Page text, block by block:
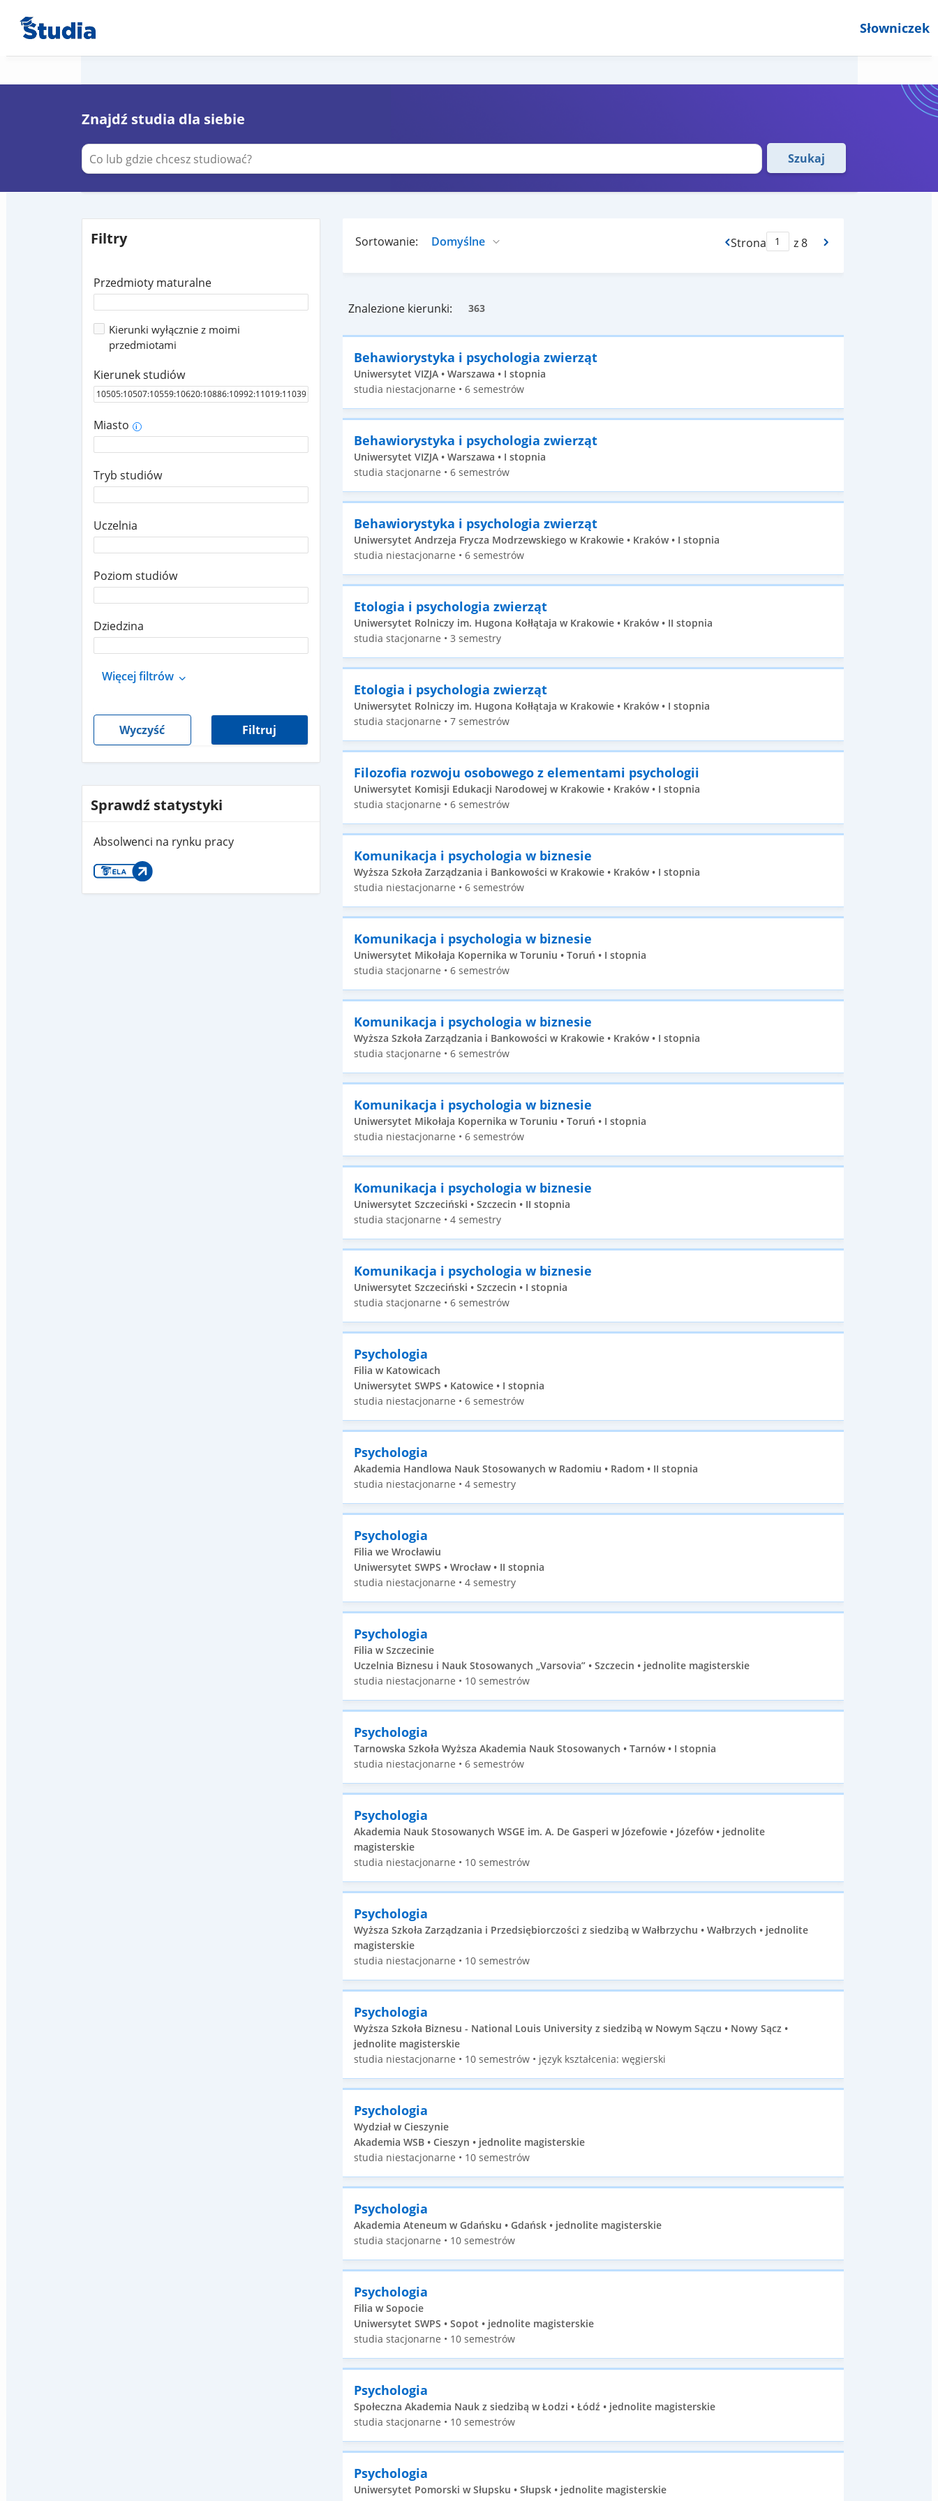
Słowniczek
Znajdź studia dla siebie
Szukaj
Filtry
Przedmioty maturalne
Kierunki wyłącznie z moimi
przedmiotami
Kierunek studiów
Miasto i
Tryb studiów
Uczelnia
Poziom studiów
Dziedzina
Więcej filtrów
Wyczyść Filtruj
Sprawdź statystyki
Absolwenci na rynku pracy
Sortowanie: Strona z 8
Znalezione kierunki: 363
Behawiorystyka i psychologia zwierząt
Uniwersytet VIZJA • Warszawa • I stopnia
studia niestacjonarne • 6 semestrów
Behawiorystyka i psychologia zwierząt
Uniwersytet VIZJA • Warszawa • I stopnia
studia stacjonarne • 6 semestrów
Behawiorystyka i psychologia zwierząt
Uniwersytet Andrzeja Frycza Modrzewskiego w Krakowie • Kraków • I stopnia
studia niestacjonarne • 6 semestrów
Etologia i psychologia zwierząt
Uniwersytet Rolniczy im. Hugona Kołłątaja w Krakowie • Kraków • II stopnia
studia stacjonarne • 3 semestry
Etologia i psychologia zwierząt
Uniwersytet Rolniczy im. Hugona Kołłątaja w Krakowie • Kraków • I stopnia
studia stacjonarne • 7 semestrów
Filozofia rozwoju osobowego z elementami psychologii
Uniwersytet Komisji Edukacji Narodowej w Krakowie • Kraków • I stopnia
studia stacjonarne • 6 semestrów
Komunikacja i psychologia w biznesie
Wyższa Szkoła Zarządzania i Bankowości w Krakowie • Kraków • I stopnia
studia niestacjonarne • 6 semestrów
Komunikacja i psychologia w biznesie
Uniwersytet Mikołaja Kopernika w Toruniu • Toruń • I stopnia
studia stacjonarne • 6 semestrów
Komunikacja i psychologia w biznesie
Wyższa Szkoła Zarządzania i Bankowości w Krakowie • Kraków • I stopnia
studia stacjonarne • 6 semestrów
Komunikacja i psychologia w biznesie
Uniwersytet Mikołaja Kopernika w Toruniu • Toruń • I stopnia
studia niestacjonarne • 6 semestrów
Komunikacja i psychologia w biznesie
Uniwersytet Szczeciński • Szczecin • II stopnia
studia stacjonarne • 4 semestry
Komunikacja i psychologia w biznesie
Uniwersytet Szczeciński • Szczecin • I stopnia
studia stacjonarne • 6 semestrów
Psychologia
Filia w Katowicach
Uniwersytet SWPS • Katowice • I stopnia
studia niestacjonarne • 6 semestrów
Psychologia
Akademia Handlowa Nauk Stosowanych w Radomiu • Radom • II stopnia
studia niestacjonarne • 4 semestry
Psychologia
Filia we Wrocławiu
Uniwersytet SWPS • Wrocław • II stopnia
studia niestacjonarne • 4 semestry
Psychologia
Filia w Szczecinie
Uczelnia Biznesu i Nauk Stosowanych „Varsovia” • Szczecin • jednolite magisterskie
studia niestacjonarne • 10 semestrów
Psychologia
Tarnowska Szkoła Wyższa Akademia Nauk Stosowanych • Tarnów • I stopnia
studia niestacjonarne • 6 semestrów
Psychologia
Akademia Nauk Stosowanych WSGE im. A. De Gasperi w Józefowie • Józefów • jednolite
magisterskie
studia niestacjonarne • 10 semestrów
Psychologia
Wyższa Szkoła Zarządzania i Przedsiębiorczości z siedzibą w Wałbrzychu • Wałbrzych • jednolite
magisterskie
studia niestacjonarne • 10 semestrów
Psychologia
Wyższa Szkoła Biznesu - National Louis University z siedzibą w Nowym Sączu • Nowy Sącz •
jednolite magisterskie
studia niestacjonarne • 10 semestrów • język kształcenia: węgierski
Psychologia
Wydział w Cieszynie
Akademia WSB • Cieszyn • jednolite magisterskie
studia niestacjonarne • 10 semestrów
Psychologia
Akademia Ateneum w Gdańsku • Gdańsk • jednolite magisterskie
studia stacjonarne • 10 semestrów
Psychologia
Filia w Sopocie
Uniwersytet SWPS • Sopot • jednolite magisterskie
studia stacjonarne • 10 semestrów
Psychologia
Społeczna Akademia Nauk z siedzibą w Łodzi • Łódź • jednolite magisterskie
studia stacjonarne • 10 semestrów
Psychologia
Uniwersytet Pomorski w Słupsku • Słupsk • jednolite magisterskie